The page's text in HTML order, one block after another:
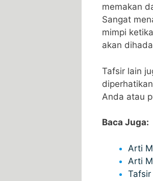
memakan
Sangat
mimpi
akan
Tafsir lain
Anda atau
Baca Juga:
Arti
Arti